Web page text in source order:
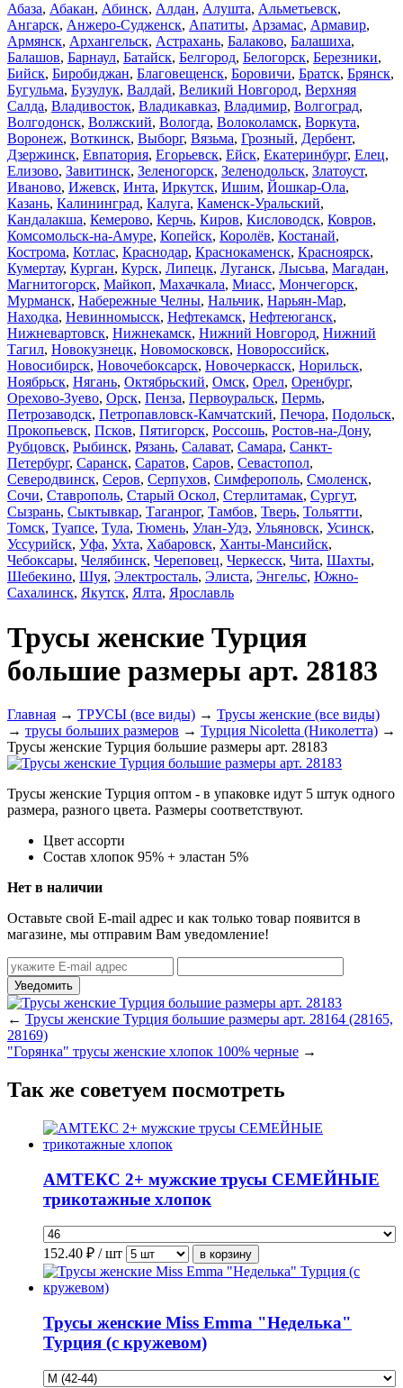
Абаза, Абакан, Абинск, Алдан, Алушта, Альметьевск,
Ангарск, Анжеро-Судженск, Апатиты, Арзамас, Армавир,
Армянск, Архангельск, Астрахань, Балаково, Балашиха,
Балашов, Барнаул, Батайск, Белгород, Белогорск, Березники,
Бийск, Биробиджан, Благовещенск, Боровичи, Братск, Брянск,
Бугульма, Бузулук, Валдай, Великий Новгород, Верхняя
Салда, Владивосток, Владикавказ, Владимир, Волгоград,
Волгодонск, Волжский, Вологда, Волоколамск, Воркута,
Воронеж, Воткинск, Выборг, Вязьма, Грозный, Дербент,
Дзержинск, Евпатория, Егорьевск, Ейск, Екатеринбург, Елец,
Елизово, Завитинск, Зеленогорск, Зеленодольск, Златоуст,
Иваново, Ижевск, Инта, Иркутск, Ишим, Йошкар-Ола,
Казань, Калининград, Калуга, Каменск-Уральский,
Кандалакша, Кемерово, Керчь, Киров, Кисловодск, Ковров,
Комсомольск-на-Амуре, Копейск, Королёв, Костанай,
Кострома, Котлас, Краснодар, Краснокаменск, Красноярск,
Кумертау, Курган, Курск, Липецк, Луганск, Лысьва, Магадан,
Магнитогорск, Майкоп, Махачкала, Миасс, Мончегорск,
Мурманск, Набережные Челны, Нальчик, Нарьян-Мар,
Находка, Невинномысск, Нефтекамск, Нефтеюганск,
Нижневартовск, Нижнекамск, Нижний Новгород, Нижний
Тагил, Новокузнецк, Новомосковск, Новороссийск,
Новосибирск, Новочебоксарск, Новочеркасск, Норильск,
Ноябрьск, Нягань, Октябрьский, Омск, Орел, Оренбург,
Орехово-Зуево, Орск, Пенза, Первоуральск, Пермь,
Петрозаводск, Петропавловск-Камчатский, Печора, Подольск,
Прокопьевск, Псков, Пятигорск, Россошь, Ростов-на-Дону,
Рубцовск, Рыбинск, Рязань, Салават, Самара, Санкт-
Петербург, Саранск, Саратов, Саров, Севастопол,
Северодвинск, Серов, Серпухов, Симферополь, Смоленск,
Сочи, Ставрополь, Старый Оскол, Стерлитамак, Сургут,
Сызрань, Сыктывкар, Таганрог, Тамбов, Тверь, Тольятти,
Томск, Туапсе, Тула, Тюмень, Улан-Удэ, Ульяновск, Усинск,
Уссурийск, Уфа, Ухта, Хабаровск, Ханты-Мансийск,
Чебоксары, Челябинск, Череповец, Черкесск, Чита, Шахты,
Шебекино, Шуя, Электросталь, Элиста, Энгельс, Южно-
Сахалинск, Якутск, Ялта, Ярославль
Трусы женские Турция
большие размеры арт. 28183
Главная → ТРУСЫ (все виды) → Трусы женские (все виды)
→ трусы больших размеров → Турция Nicoletta (Николетта) →
Трусы женские Турция большие размеры арт. 28183
Трусы женские Турция оптом - в упаковке идут 5 штук одного
размера, разного цвета. Размеры соответствуют.
Цвет ассорти
Состав хлопок 95% + эластан 5%
Нет в наличии
Оставьте свой E-mail адрес и как только товар появится в
магазине, мы отправим Вам уведомление!
← Трусы женские Турция большие размеры арт. 28164 (28165,
28169)
"Горянка" трусы женские хлопок 100% черные →
Так же советуем посмотреть
АМТЕКС 2+ мужские трусы СЕМЕЙНЫЕ
трикотажные хлопок
152.40 ₽ / шт
Трусы женские Miss Emma "Неделька"
Турция (с кружевом)